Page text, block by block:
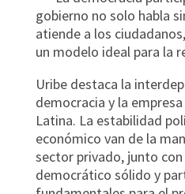
gobierno no solo habla
atiende a los
un modelo ideal para la
Uribe destaca la
democracia y la
Latina. La estabilidad
económico van de la
sector privado, junto
democrático sólido y